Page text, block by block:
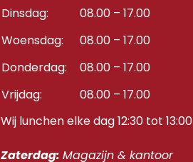
Dinsdag:
08.00 – 17.00
Woensdag:
08.00 – 17.00
Donderdag: 08.00 – 17.00
Vrijdag:
08.00 – 17.00
Wij lunchen elke dag 12:30 tot 13:00
Zaterdag: Magazijn & kantoor